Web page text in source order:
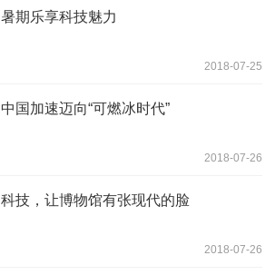
暑期乐享科技魅力
2018-07-25
中国加速迈向“可燃冰时代”
2018-07-26
科技，让博物馆有张现代的脸
2018-07-26